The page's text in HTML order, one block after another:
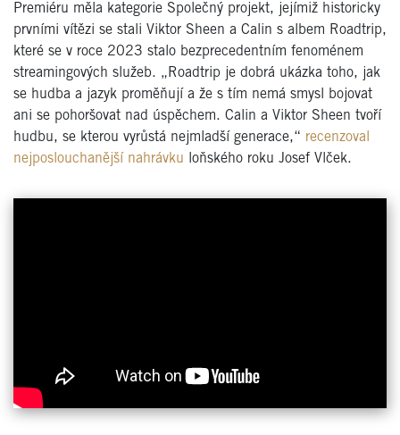
Premiéru měla kategorie Společný projekt, jejímiž historicky
prvními vítězi se stali Viktor Sheen a Calin s albem Roadtrip,
které se v roce 2023 stalo bezprecedentním fenoménem
streamingových služeb. „Roadtrip je dobrá ukázka toho, jak
se hudba a jazyk proměňují a že s tím nemá smysl bojovat
ani se pohoršovat nad úspěchem. Calin a Viktor Sheen tvoří
hudbu, se kterou vyrůstá nejmladší generace,“ recenzoval
nejposlouchanější nahrávku loňského roku Josef Vlček.